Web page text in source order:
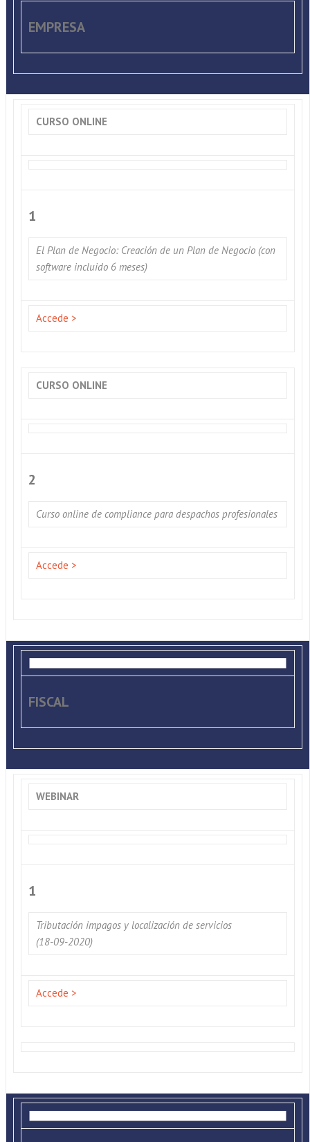
EMPRESA
CURSO ONLINE
1
El Plan de Negocio: Creación de un Plan de Negocio (con
software incluido 6 meses)
Accede >
CURSO ONLINE
2
Curso online de compliance para despachos profesionales
Accede >
FISCAL
WEBINAR
1
Tributación impagos y localización de servicios
(18-09-2020)
Accede >